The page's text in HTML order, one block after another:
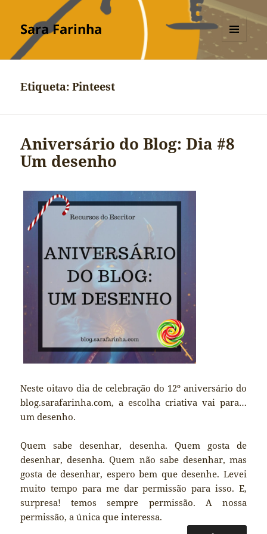
Sara Farinha
MENU
Etiqueta:Pinteest
Aniversário do Blog: Dia #8
Um desenho
Neste oitavo dia de celebração do 12º aniversário do
blog.sarafarinha.com, a escolha criativa vai para…
um desenho.
Quem sabe desenhar, desenha. Quem gosta de
desenhar, desenha. Quem não sabe desenhar, mas
gosta de desenhar, espero bem que desenhe. Levei
muito tempo para me dar permissão para isso. E,
surpresa! temos sempre permissão. A nossa
permissão, a única que interessa.